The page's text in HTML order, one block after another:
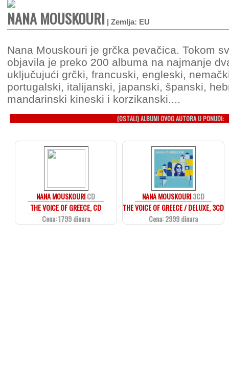
NANA MOUSKOURI | Zemlja: EU
Nana Mouskouri je grčka pevačica. Tokom
objavila je preko 200 albuma na najmanje
uključujući grčki, francuski, engleski,
portugalski, italijanski, japanski, španski,
mandarinski kineski i korzikanski....
(OSTALI) ALBUMI OVOG AUTORA U PONUDI:
NANA MOUSKOURICD
THE VOICE OF GREECE, CD
Cena: 1799 dinara
NANA MOUSKOURI3CD
THE VOICE OF GREECE / DELUXE, 3CD
Cena: 2999 dinara